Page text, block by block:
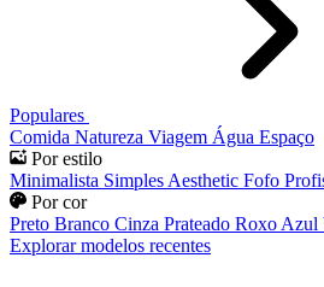
Populares
Comida Natureza Viagem Água Espaço
Por estilo
Minimalista Simples Aesthetic Fofo
Por cor
Preto Branco Cinza Prateado Roxo Azul
Explorar modelos recentes